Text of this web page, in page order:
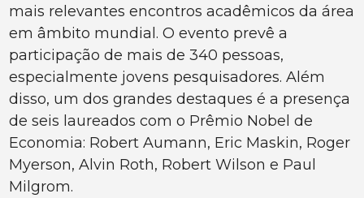
mais relevantes encontros acadêmicos da área
em âmbito mundial. O evento prevê a
participação de mais de 340 pessoas,
especialmente jovens pesquisadores. Além
disso, um dos grandes destaques é a presença
de seis laureados com o Prêmio Nobel de
Economia: Robert Aumann, Eric Maskin, Roger
Myerson, Alvin Roth, Robert Wilson e Paul
Milgrom.